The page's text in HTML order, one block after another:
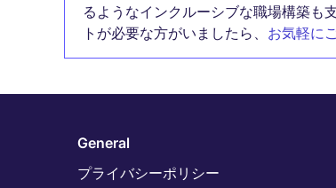
るようなインクルーシブな職場構築も
トが必要な方がいましたら、 お気軽に
General
プライバシーポリシー